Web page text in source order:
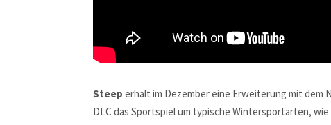
Steep erhält im Dezember eine Erweiterung mit dem
DLC das Sportspiel um typische Wintersportarten, wie